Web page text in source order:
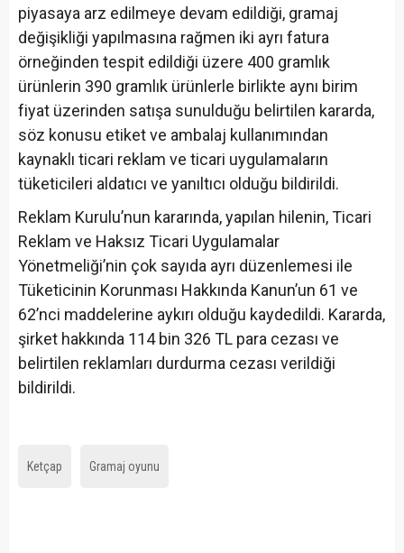
piyasaya arz edilmeye devam edildiği, gramaj
değişikliği yapılmasına rağmen iki ayrı fatura
örneğinden tespit edildiği üzere 400 gramlık
ürünlerin 390 gramlık ürünlerle birlikte aynı birim
fiyat üzerinden satışa sunulduğu belirtilen kararda,
söz konusu etiket ve ambalaj kullanımından
kaynaklı ticari reklam ve ticari uygulamaların
tüketicileri aldatıcı ve yanıltıcı olduğu bildirildi.
Reklam Kurulu’nun kararında, yapılan hilenin, Ticari
Reklam ve Haksız Ticari Uygulamalar
Yönetmeliği’nin çok sayıda ayrı düzenlemesi ile
Tüketicinin Korunması Hakkında Kanun’un 61 ve
62’nci maddelerine aykırı olduğu kaydedildi. Kararda,
şirket hakkında 114 bin 326 TL para cezası ve
belirtilen reklamları durdurma cezası verildiği
bildirildi.
Ketçap Gramaj oyunu